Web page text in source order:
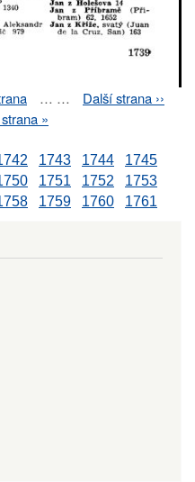
… …
Next
Další strana ››
»
1743 1744
1745
1751 1752
1753
1759 1760 1761